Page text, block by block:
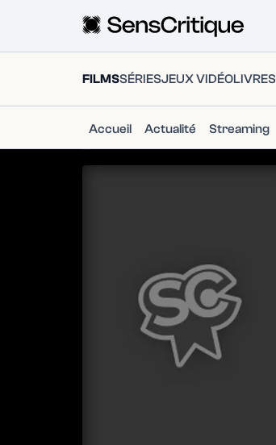
FILMSSÉRIESJEUX VIDÉOLIVRES
Accueil Actualité Streaming